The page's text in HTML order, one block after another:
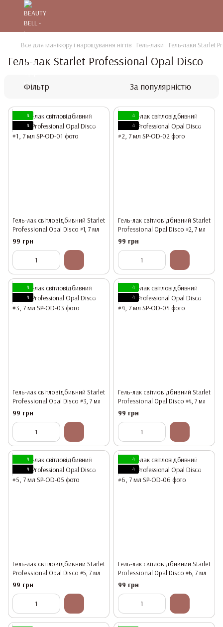
Все для манікюру і нарощування нігтів Гель-лаки Гель-лаки Starlet
Гель-лак Starlet Professional Opal Disco
Фільтр За популярністю
4
4
Гель-лак світловідбивний Starlet
Professional Opal Disco #1, 7 мл
99 грн
4
4
Гель-лак світловідбивний Starlet
Professional Opal Disco #2, 7 мл
99 грн
4
4
Гель-лак світловідбивний Starlet
Professional Opal Disco #3, 7 мл
99 грн
4
4
Гель-лак світловідбивний Starlet
Professional Opal Disco #4, 7 мл
99 грн
4
4
Гель-лак світловідбивний Starlet
Professional Opal Disco #5, 7 мл
99 грн
4
4
Гель-лак світловідбивний Starlet
Professional Opal Disco #6, 7 мл
99 грн